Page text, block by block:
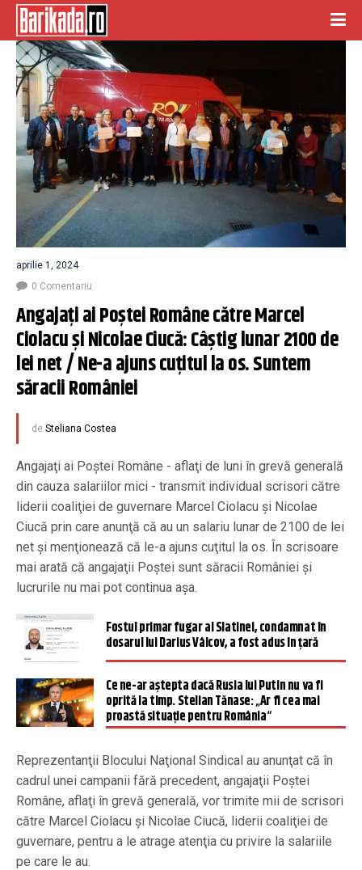
aprilie 1, 2024
0 Comentariu
Angajaţi ai Poştei Române către Marcel
Ciolacu şi Nicolae Ciucă: Câştig lunar 2100 de
lei net / Ne-a ajuns cuţitul la os. Suntem
săracii României
de Steliana Costea
Angajaţi ai Poştei Române - aflaţi de luni în grevă generală
din cauza salariilor mici - transmit individual scrisori către
liderii coaliţiei de guvernare Marcel Ciolacu şi Nicolae
Ciucă prin care anunţă că au un salariu lunar de 2100 de lei
net şi menţionează că le-a ajuns cuţitul la os. În scrisoare
mai arată că angajaţii Poştei sunt săracii României şi
lucrurile nu mai pot continua aşa.
Fostul primar fugar al Slatinei, condamnat în
dosarul lui Darius Vâlcov, a fost adus în țară
Ce ne-ar aștepta dacă Rusia lui Putin nu va fi
oprită la timp. Stelian Tănase: „Ar fi cea mai
proastă situație pentru România“
Reprezentanţii Blocului Naţional Sindical au anunţat că în
cadrul unei campanii fără precedent, angajaţii Poştei
Române, aflaţi în grevă generală, vor trimite mii de scrisori
către Marcel Ciolacu şi Nicolae Ciucă, liderii coaliţiei de
guvernare, pentru a le atrage atenţia cu privire la salariile
pe care le au.